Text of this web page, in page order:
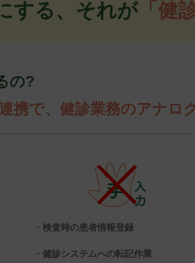
する、それが「健
の?
携で、健診業務のアナロ
・検査時の患者情報登録
・健診システムへの転記作業